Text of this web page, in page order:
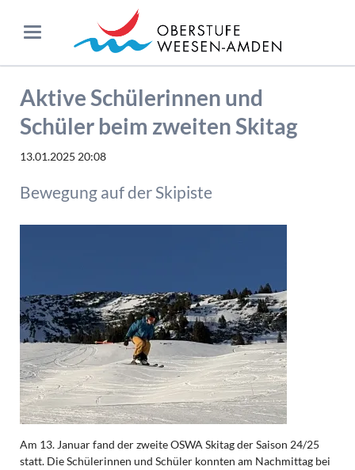
Aktive Schülerinnen und
Schüler beim zweiten Skitag
13.01.2025 20:08
Bewegung auf der Skipiste
Am 13. Januar fand der zweite OSWA Skitag der Saison 24/25
statt. Die Schülerinnen und Schüler konnten am Nachmittag bei